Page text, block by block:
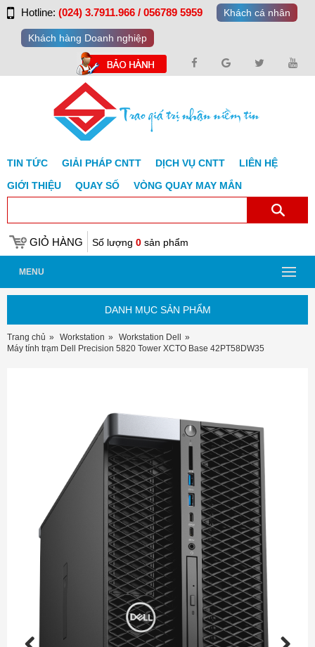
Hotline: (024) 3.7911.966 / 056789 5959 Khách cá nhân
Khách hàng Doanh nghiệp
TIN TỨC GIẢI PHÁP CNTT DỊCH VỤ CNTT
LIÊN HỆ
GIỚI THIỆU
QUAY SỐ VÒNG QUAY MAY MẮN
GIỎ HÀNG Số lượng 0 sản phẩm
MENU
DANH MỤC SẢN PHẨM
Trang chủ Workstation
Workstation Dell
Máy tính trạm Dell Precision 5820 Tower XCTO Base 42PT58DW35